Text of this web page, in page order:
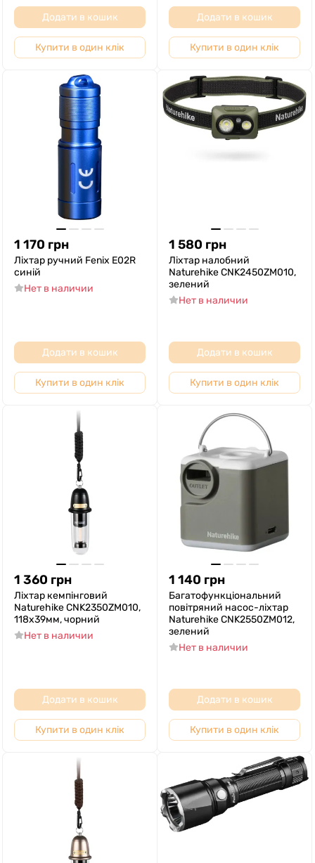
Додати в кошик
Купити в один клік
Додати в кошик
Купити в один клік
1 170 грн
Ліхтар ручний Fenix E02R
синій
Нет в наличии
Додати в кошик
Купити в один клік
1 580 грн
Ліхтар налобний
Naturehike CNK2450ZM010,
зелений
Нет в наличии
Додати в кошик
Купити в один клік
1 360 грн
Ліхтар кемпінговий
Naturehike CNK2350ZM010,
118х39мм, чорний
Нет в наличии
Додати в кошик
Купити в один клік
1 140 грн
Багатофункціональний
повітряний насос-ліхтар
Naturehike CNK2550ZM012,
зелений
Нет в наличии
Додати в кошик
Купити в один клік